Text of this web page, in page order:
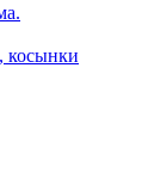
косынки